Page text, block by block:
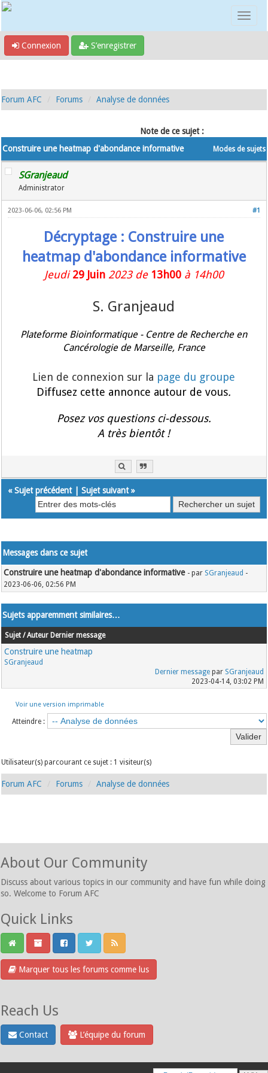
Connexion S’enregistrer
Forum AFC Forums Analyse de données
Note de ce sujet :
Modes de sujets
Construire une heatmap d'abondance informative
SGranjeaud
Administrator
#1
2023-06-06, 02:56 PM
Décryptage : Construire une
heatmap d'abondance informative
Jeudi29 Juin 2023 de 13h00 à 14h00
S. Granjeaud
Plateforme Bioinformatique - Centre de Recherche en
Cancérologie de Marseille, France
Lien de connexion sur la page du groupe
Diffusez cette annonce autour de vous.
Posez vos questions ci-dessous.
A très bientôt !
«Sujet précédent|Sujet suivant»
Messages dans ce sujet
Construire une heatmap d'abondance informative - par SGranjeaud -
2023-06-06, 02:56 PM
Sujets apparemment similaires…
Sujet / Auteur Dernier message
Construire une heatmap
SGranjeaud
Dernier messagepar SGranjeaud
2023-04-14, 03:02 PM
Voir une version imprimable
Atteindre :
Utilisateur(s) parcourant ce sujet : 1 visiteur(s)
Forum AFC Forums Analyse de données
About Our Community
Discuss about various topics in our community and have fun while doing
so. Welcome to Forum AFC
Quick Links
Marquer tous les forums comme lus
Reach Us
Contact L’équipe du forum